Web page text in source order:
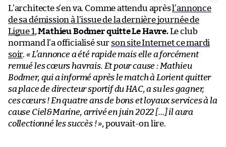
L’architecte s’en va. Comme attendu aprèsl’annonce
de sa démission à l’issue de la dernière journée de
Ligue 1,Mathieu Bodmer quitte Le Havre.Le club
normand l’a officialisé sur son site Internet ce mardi
soir. « L’annonce a été rapide mais elle a forcément
remué les cœurs havrais. Et pour cause : Mathieu
Bodmer, qui a informé après le match à Lorient quitter
sa place de directeur sportif du HAC, a su les gagner,
ces cœurs ! En quatre ans de bons et loyaux services à la
cause Ciel&Marine, arrivé en juin 2022 […] il aura
collectionné les succès ! », pouvait-on lire.